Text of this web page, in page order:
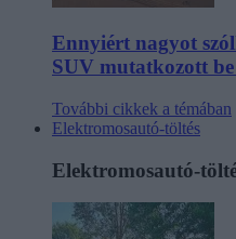
Ennyiért nagyot
SUV mutatkozott
További cikkek a témában
Elektromosautó-töltés
Elektromosautó-